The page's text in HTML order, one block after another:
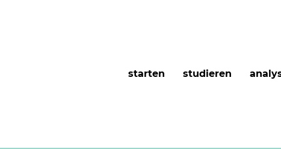
starten studieren